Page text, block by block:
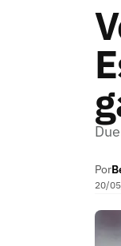
Por
20/